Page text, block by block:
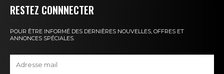
RESTEZ CONNNECTER
POUR ÊTRE INFORMÉ DES DERNIÈRES NOUVELLES, OFFRES ET
ANNONCES SPÉCIALES.